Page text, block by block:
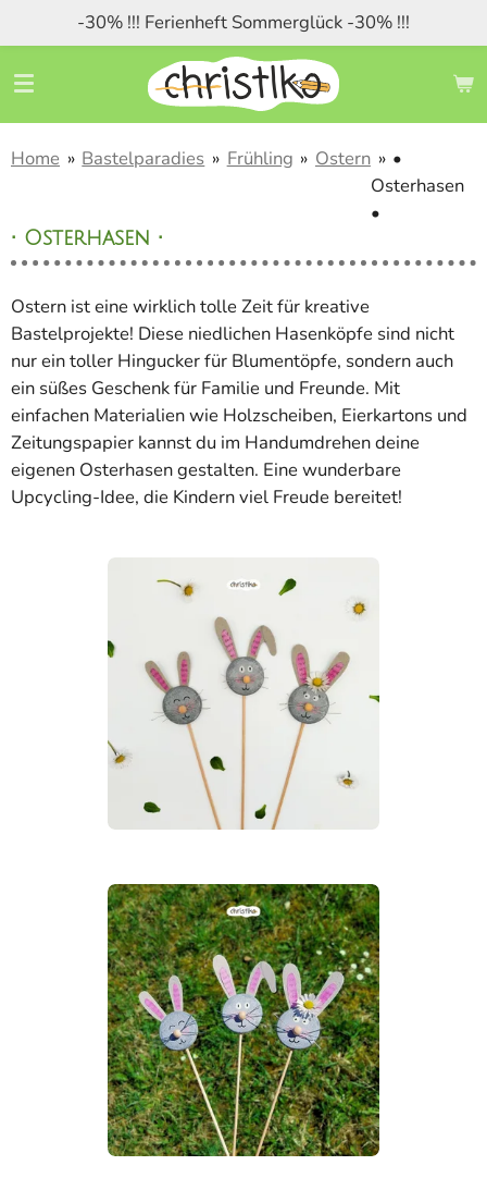
Hauptinhalt
springen
-30% !!! Ferienheft Sommerglück -30% !!!
Home » Bastelparadies » Frühling » Ostern » •
Osterhasen
•
• Osterhasen •
Ostern ist eine wirklich tolle Zeit für kreative
Bastelprojekte! Diese niedlichen Hasenköpfe sind nicht
nur ein toller Hingucker für Blumentöpfe, sondern auch
ein süßes Geschenk für Familie und Freunde. Mit
einfachen Materialien wie Holzscheiben, Eierkartons und
Zeitungspapier kannst du im Handumdrehen deine
eigenen Osterhasen gestalten. Eine wunderbare
Upcycling-Idee, die Kindern viel Freude bereitet!